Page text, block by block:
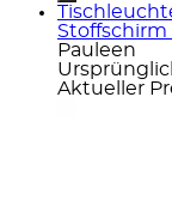
Stoffschirm
Pauleen
Aktueller